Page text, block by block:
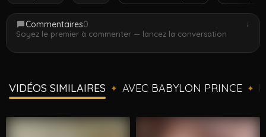
Commentaires0
Soyez le premier à commenter — lancez la conversation
↓
VIDÉOS SIMILAIRES ✦ AVEC BABYLON PRINCE ✦